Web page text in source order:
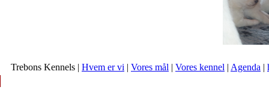
Trebons Kennels | Hvem er vi | Vores mål | Vores kennel | Agenda |